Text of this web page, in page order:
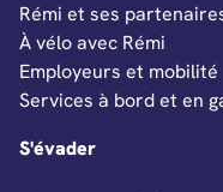
Argent-sur-
Argenton-sur-
Argenvières (18)
Rémi et ses
À vélo avec Rémi
Employeurs et mobilité
Services à bord et en
S'évader